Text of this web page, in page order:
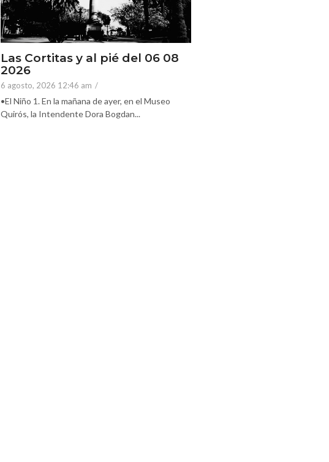
Las Cortitas y al pié del 06 08
2026
6 agosto, 2026 12:46 am /
•El Niño 1. En la mañana de ayer, en el Museo
Quirós, la Intendente Dora Bogdan...